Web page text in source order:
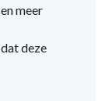
meer
deze